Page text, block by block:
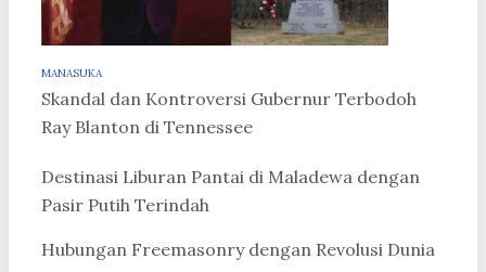
MANASUKA
Skandal dan Kontroversi Gubernur Terbodoh
Ray Blanton di Tennessee
Destinasi Liburan Pantai di Maladewa dengan
Pasir Putih Terindah
Hubungan Freemasonry dengan Revolusi Dunia